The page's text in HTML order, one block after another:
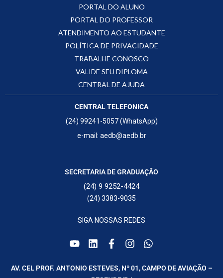
PORTAL DO ALUNO
PORTAL DO PROFESSOR
ATENDIMENTO AO ESTUDANTE
POLÍTICA DE PRIVACIDADE
TRABALHE CONOSCO
VALIDE SEU DIPLOMA
CENTRAL DE AJUDA
CENTRAL TELEFONICA
(24) 99241-5057 (WhatsApp)
e-mail: aedb@aedb.br
SECRETARIA DE GRADUAÇÃO
(24) 9 9252-4424
(24) 3383-9035
SIGA NOSSAS REDES
AV. CEL PROF. ANTONIO ESTEVES, Nº 01, CAMPO DE AVIAÇÃO –